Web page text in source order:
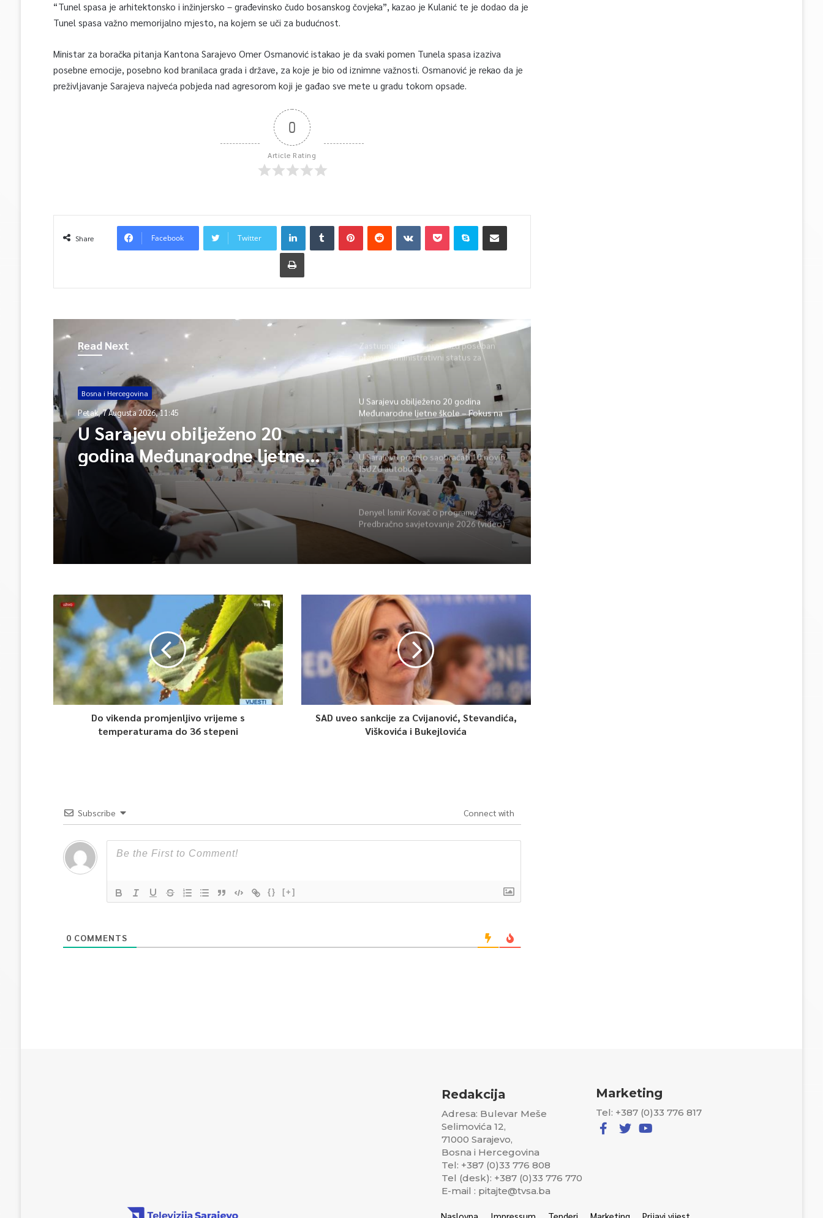
“Tunel spasa je arhitektonsko i inžinjersko – građevinsko čudo bosanskog čovjeka”, kazao je Kulanić te je dodao da je
Tunel spasa važno memorijalno mjesto, na kojem se uči za budućnost.
Ministar za boračka pitanja Kantona Sarajevo Omer Osmanović istakao je da svaki pomen Tunela spasa izaziva
posebne emocije, posebno kod branilaca grada i države, za koje je bio od iznimne važnosti. Osmanović je rekao da je
preživljavanje Sarajeva najveća pobjeda nad agresorom koji je gađao sve mete u gradu tokom opsade.
0
Article Rating
Share Facebook Twitter
Read Next
Bosna i Hercegovina
Petak, 7 Augusta 2026, 11:45
U Sarajevu obilježeno 20
godina Međunarodne ljetne
škole – Fokus na izazovima
međunarodne pravde
Zastupnici Trojke predlažu poseban
pravni i administrativni status za
Memorijalni centar Srebrenica
U Sarajevu obilježeno 20 godina
Međunarodne ljetne škole – Fokus na
izazovima međunarodne pravde
U Sarajevu počelo saobraćati 10 novih
ISUZU autobusa
Denyel Ismir Kovač o programu
Predbračno savjetovanje 2026 (video)
Do vikenda promjenljivo vrijeme s
temperaturama do 36 stepeni
SAD uveo sankcije za Cvijanović, Stevandića,
Viškovića i Bukejlovića
Subscribe Connect with
{} [+]
0 COMMENTS
Redakcija
Adresa: Bulevar Meše
Selimovića 12,
71000 Sarajevo,
Bosna i Hercegovina
Tel: +387 (0)33 776 808
Tel (desk): +387 (0)33 776 770
E-mail : pitajte@tvsa.ba
Marketing
Tel: +387 (0)33 776 817